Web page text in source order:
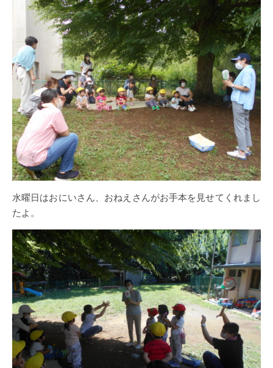
水曜日はおにいさん、おねえさんがお手本を見せてくれまし
たよ。